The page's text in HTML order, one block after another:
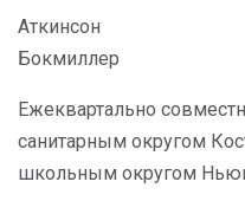
Аткинсон
Бокмиллер
Ежеквартально
санитарным округом
школьным округом